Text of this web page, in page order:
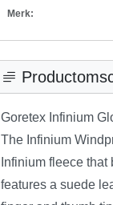
Merk:
Goretex Infinium
The Infinium
Infinium fleece
features a suede